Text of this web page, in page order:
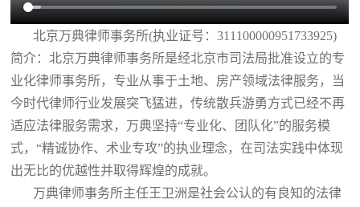
北京万典律师事务所(执业证号：311100000951733925)
简介：北京万典律师事务所是经北京市司法局批准设立的专
业化律师事务所，专业从事于土地、房产领域法律服务，当
今时代律师行业发展突飞猛进，传统散兵游勇方式已经不再
适应法律服务需求，万典坚持“专业化、团队化”的服务模
式，“精诚协作、术业专攻”的执业理念，在司法实践中体现
出无比的优越性并取得辉煌的成就。
万典律师事务所主任王卫洲是社会公认的有良知的法律